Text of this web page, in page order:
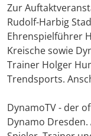
Zur
Rudolf-Harbig
Ehrenspielführer
Kreische sowie
Trainer Holger
Trendsports.
DynamoTV - der
Dynamo